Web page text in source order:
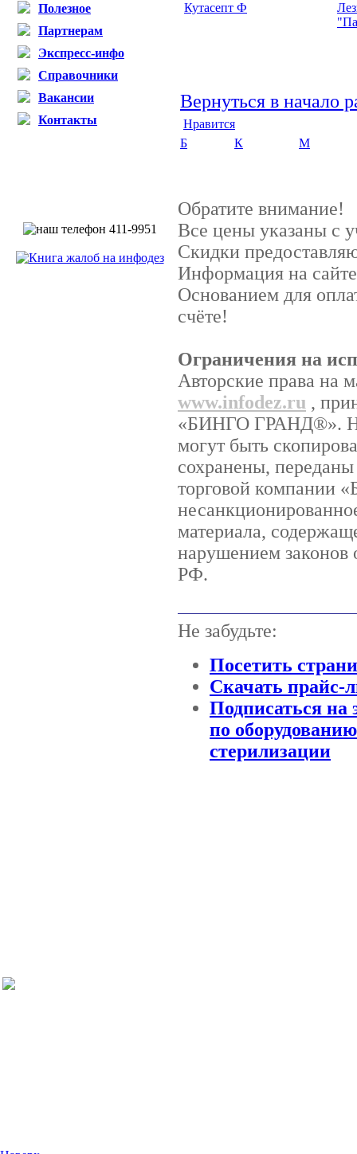
Полезное
Партнерам
Экспресс-инфо
Справочники
Вакансии
Контакты
Кутасепт Ф
Вернуться в начало
Нравится
Б
К М
Обратите внимание!
Все цены указаны с
Скидки
Информация на
Основанием для
счёте!
Ограничения на
Авторские права на
www.infodez.ru ,
«БИНГО ГРАНД®».
могут быть
сохранены,
торговой
материала,
нарушением законов
РФ.
Не забудьте:
Посетить
Скачать прайс-
Подписаться на
по
стерилизации